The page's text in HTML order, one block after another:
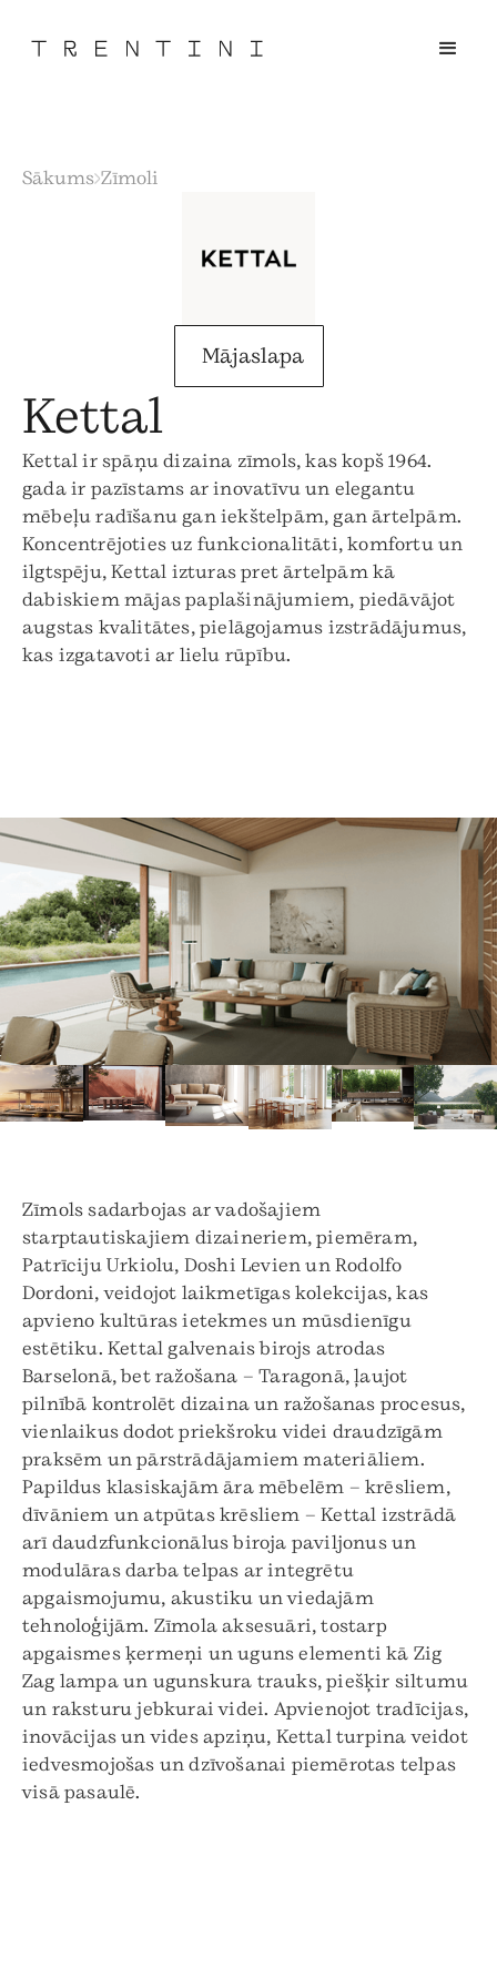
Sākums Zīmoli
Mājaslapa
Kettal
Kettal ir spāņu dizaina zīmols, kas kopš 1964.
gada ir pazīstams ar inovatīvu un elegantu
mēbeļu radīšanu gan iekštelpām, gan ārtelpām.
Koncentrējoties uz funkcionalitāti, komfortu un
ilgtspēju, Kettal izturas pret ārtelpām kā
dabiskiem mājas paplašinājumiem, piedāvājot
augstas kvalitātes, pielāgojamus izstrādājumus,
kas izgatavoti ar lielu rūpību.
Zīmols sadarbojas ar vadošajiem
starptautiskajiem dizaineriem, piemēram,
Patrīciju Urkiolu, Doshi Levien un Rodolfo
Dordoni, veidojot laikmetīgas kolekcijas, kas
apvieno kultūras ietekmes un mūsdienīgu
estētiku. Kettal galvenais birojs atrodas
Barselonā, bet ražošana – Taragonā, ļaujot
pilnībā kontrolēt dizaina un ražošanas procesus,
vienlaikus dodot priekšroku videi draudzīgām
praksēm un pārstrādājamiem materiāliem.
Papildus klasiskajām āra mēbelēm – krēsliem,
dīvāniem un atpūtas krēsliem – Kettal izstrādā
arī daudzfunkcionālus biroja paviljonus un
modulāras darba telpas ar integrētu
apgaismojumu, akustiku un viedajām
tehnoloģijām. Zīmola aksesuāri, tostarp
apgaismes ķermeņi un uguns elementi kā Zig
Zag lampa un ugunskura trauks, piešķir siltumu
un raksturu jebkurai videi. Apvienojot tradīcijas,
inovācijas un vides apziņu, Kettal turpina veidot
iedvesmojošas un dzīvošanai piemērotas telpas
visā pasaulē.